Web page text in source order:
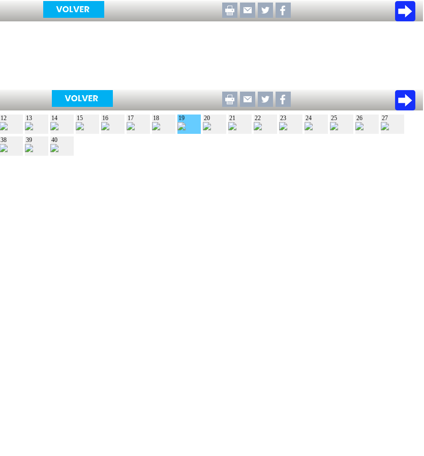
12 13 14 15 16 17 18 19 20 21 22 23 24 25 26 27
38 39 40